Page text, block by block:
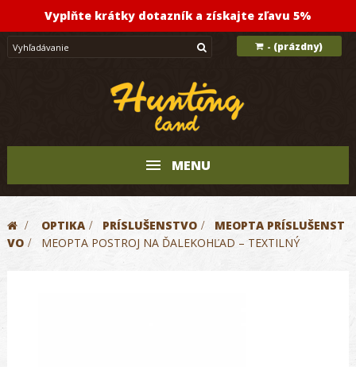
Vyplňte krátky dotazník a získajte zľavu 5%
- (prázdny)
MENU
> OPTIKA > PRÍSLUŠENSTVO >
MEOPTA PRÍSLUŠENST
VO > MEOPTA POSTROJ NA ĎALEKOHĽAD – TEXTILNÝ